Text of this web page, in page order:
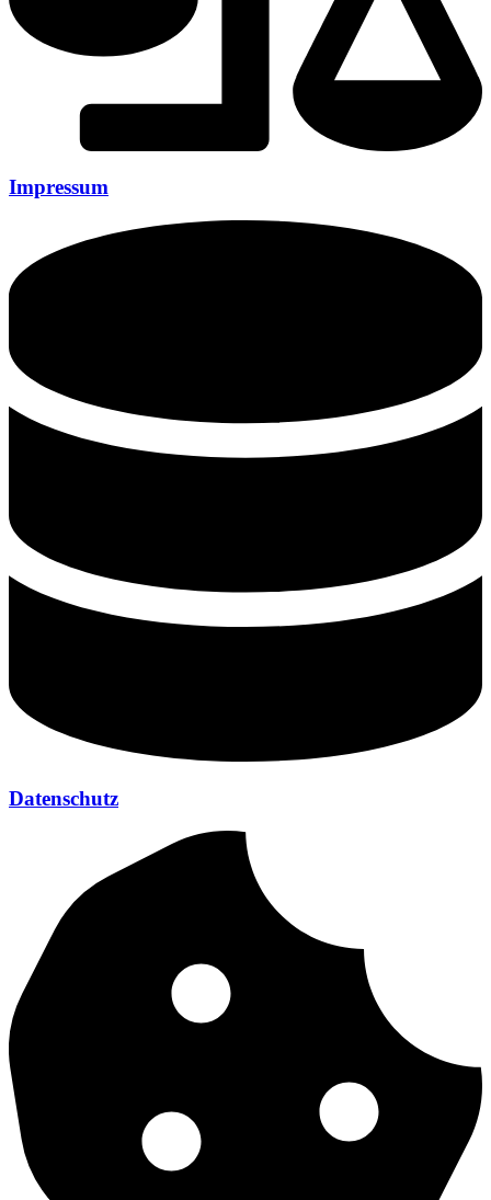
Impressum
Datenschutz